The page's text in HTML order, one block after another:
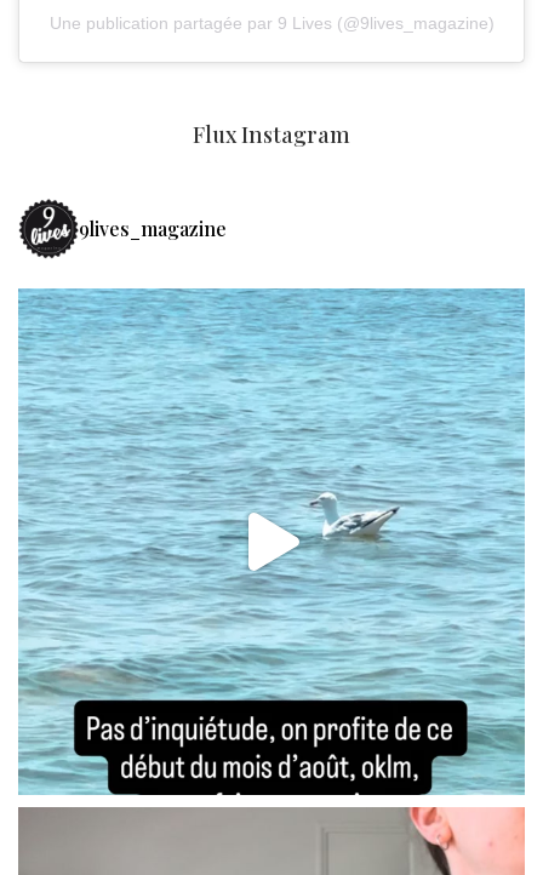
Une publication partagée par 9 Lives (@9lives_magazine)
Flux Instagram
9lives_magazine